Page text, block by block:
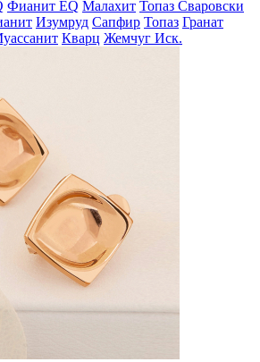
Фианит EQ Малахит Топаз Сваровски
Изумруд Сапфир Топаз Гранат
Кварц Жемчуг Иск.